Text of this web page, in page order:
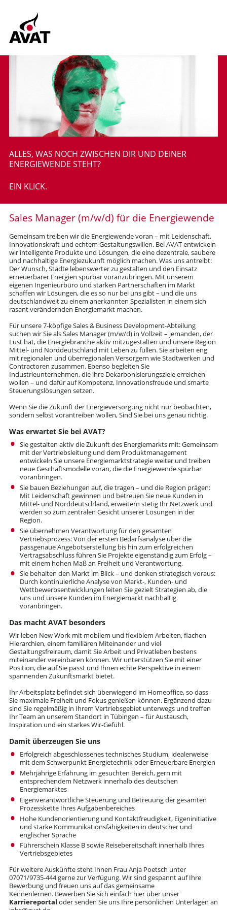
ALLES, WAS NOCH ZWISCHEN DIR UND DEINER
ENERGIEWENDE STEHT?
EIN KLICK.
Sales Manager (m/w/d) für die Energiewende
Gemeinsam treiben wir die Energiewende voran – mit Leidenschaft,
Innovationskraft und echtem Gestaltungs­willen. Bei AVAT entwickeln
wir intelligente Produkte und Lösungen, die eine dezentrale, saubere
und nach­haltige Energiezukunft möglich machen. Was uns antreibt:
Der Wunsch, Städte lebenswerter zu gestalten und den Einsatz
erneuerbarer Energien spürbar voranzubringen. Mit unserem
eigenen Ingenieurbüro und starken Partnerschaften im Markt
schaffen wir Lösungen, die es so nur bei uns gibt – und die uns
deutschlandweit zu einem anerkannten Spezialisten in einem sich
rasant verändernden Energiemarkt machen.
Für unsere 7‑köpfige Sales & Business Development-Abteilung
suchen wir Sie als Sales Manager (m/w/d) in Vollzeit – jemanden, der
Lust hat, die Energiebranche aktiv mitzugestalten und unsere Region
Mittel- und Norddeutschland mit Leben zu füllen. Sie arbeiten eng
mit regionalen und überregionalen Versorgern wie Stadtwerken und
Contractoren zusammen. Ebenso begleiten Sie
Industrieunternehmen, die ihre Dekarbonisierungsziele erreichen
wollen – und dafür auf Kompetenz, Innovationsfreude und smarte
Steuerungslösungen setzen.
Wenn Sie die Zukunft der Energieversorgung nicht nur beobachten,
sondern selbst vorantreiben wollen, Sind Sie bei uns genau richtig.
Was erwartet Sie bei AVAT?
Sie gestalten aktiv die Zukunft des Energiemarkts mit: Gemeinsam
mit der Vertriebsleitung und dem Produktmanagement
entwickeln Sie unsere Energiemarktstrategie weiter und treiben
neue Geschäftsmodelle voran, die die Energiewende spürbar
voranbringen.
Sie bauen Beziehungen auf, die tragen – und die Region prägen:
Mit Leidenschaft gewinnen und betreuen Sie neue Kunden in
Mittel- und Norddeutschland, erweitern stetig Ihr Netzwerk und
werden so zum zentralen Gesicht unserer Lösungen in der
Region.
Sie übernehmen Verantwortung für den gesamten
Vertriebsprozess: Von der ersten Bedarfsanalyse über die
passgenaue Angebotserstellung bis hin zum erfolgreichen
Vertragsabschluss führen Sie Projekte eigenständig zum Erfolg –
mit einem hohen Maß an Freiheit und Verantwortung.
Sie behalten den Markt im Blick – und denken strategisch voraus:
Durch kontinuierliche Analyse von Markt-, Kunden- und
Wettbewerbsentwicklungen leiten Sie gezielt Strategien ab, die
uns und unsere Kunden im Energiemarkt nachhaltig
voranbringen.
Das macht AVAT besonders
Wir leben New Work mit mobilem und flexiblem Arbeiten, flachen
Hierarchien, einem familiären Miteinander und viel
Gestaltungsfreiraum, damit Sie Arbeit und Privatleben bestens
miteinander vereinbaren können. Wir unterstützen Sie mit einer
Position, die auf Sie passt und Ihnen echte Perspektive in einem
spannenden Zukunftsmarkt bietet.
Ihr Arbeitsplatz befindet sich überwiegend im Homeoffice, so dass
Sie maximale Freiheit und Fokus genießen können. Ergänzend dazu
sind Sie regelmäßig in Ihrem Vertriebsgebiet unterwegs und treffen
Ihr Team an unserem Standort in Tübingen – für Austausch,
Inspiration und ein starkes Wir‑Gefühl.
Damit überzeugen Sie uns
Erfolgreich abgeschlossenes technisches Studium, idealerweise
mit dem Schwerpunkt Energietechnik oder Erneuerbare Energien
Mehrjährige Erfahrung im gesuchten Bereich, gern mit
entsprechendem Netzwerk innerhalb des deutschen
Energiemarktes
Eigenverantwortliche Steuerung und Betreuung der gesamten
Prozesskette Ihres Aufgabenbereiches
Hohe Kundenorientierung und Kontaktfreudigkeit, Eigeninitiative
und starke Kommunikationsfähigkeiten in deutscher und
englischer Sprache
Führerschein Klasse B sowie Reisebereitschaft innerhalb Ihres
Vertriebsgebietes
Für weitere Auskünfte steht Ihnen Frau Anja Poetsch unter
07071/9735-444 gerne zur Verfügung. Wir sind gespannt auf Ihre
Bewerbung und freuen uns auf das gemeinsame
Kennenlernen. Bewerben Sie sich einfach hier über unser
Karriereportal oder senden Sie uns Ihre persönlichen Unterlagen an